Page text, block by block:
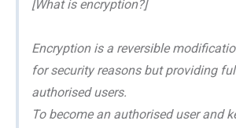
[What is encryption?]
Encryption is a reversible
for security reasons but providing
authorised users.
To become an authorised user and